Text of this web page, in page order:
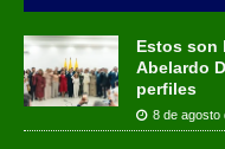
Estos son
Abelardo
perfiles
8 de agosto